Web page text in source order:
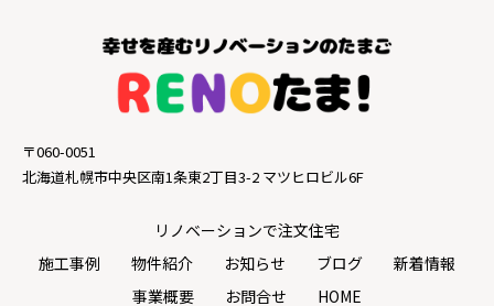
〒060-0051
北海道札幌市中央区南1条東2丁目3-2 マツヒロビル6F
HOME
リノベーションで注文住宅
施工事例
物件紹介 お知らせ ブログ
新着情報
事業概要
お問合せ